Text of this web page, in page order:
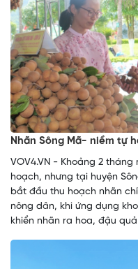
Nhãn Sông Mã- niềm tự
VOV4.VN - Khoảng 2
hoạch, nhưng tại huyện
bắt đầu thu hoạch nhãn
nông dân, khi ứng dụng
khiển nhãn ra hoa, đậu